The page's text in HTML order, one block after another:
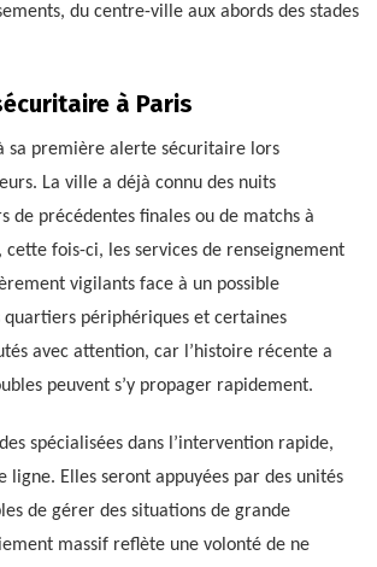
du centre-ville aux abords des stades
à Paris
à sa première alerte sécuritaire lors
La ville a déjà connu des nuits
de précédentes finales ou de matchs à
cette fois-ci, les services de renseignement
vigilants face à un possible
quartiers périphériques et certaines
avec attention, car l’histoire récente a
peuvent s’y propager rapidement.
spécialisées dans l’intervention rapide,
ligne. Elles seront appuyées par des unités
de gérer des situations de grande
massif reflète une volonté de ne